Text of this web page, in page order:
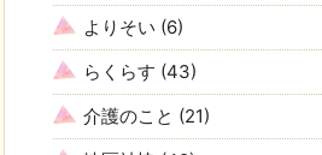
よりそい (6)
らくらす (43)
介護のこと (21)